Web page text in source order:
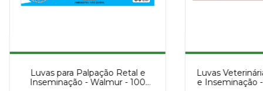
Luvas para Palpação Retal e
Inseminação - Walmur - 100
Luvas
e Inseminação